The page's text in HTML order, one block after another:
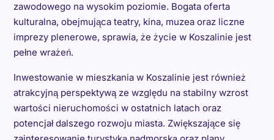
zawodowego na wysokim poziomie. Bogata oferta
kulturalna, obejmująca teatry, kina, muzea oraz liczne
imprezy plenerowe, sprawia, że życie w Koszalinie jest
pełne wrażeń.
Inwestowanie w mieszkania w Koszalinie jest również
atrakcyjną perspektywą ze względu na stabilny wzrost
wartości nieruchomości w ostatnich latach oraz
potencjał dalszego rozwoju miasta. Zwiększające się